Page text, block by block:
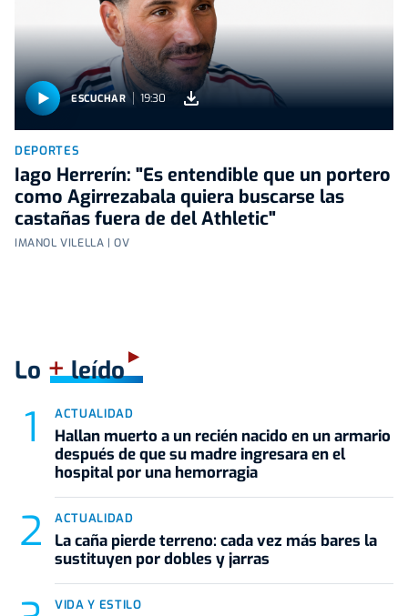
ESCUCHAR 19:30
DEPORTES
Iago Herrerín: "Es entendible que un portero
como Agirrezabala quiera buscarse las
castañas fuera de del Athletic"
IMANOL VILELLA | OV
Lo +leído
ACTUALIDAD
Hallan muerto a un recién nacido en un armario
después de que su madre ingresara en el
hospital por una hemorragia
ACTUALIDAD
La caña pierde terreno: cada vez más bares la
sustituyen por dobles y jarras
VIDA Y ESTILO